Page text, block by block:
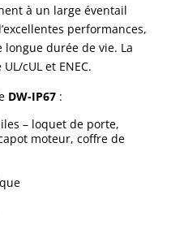
à un large éventail
performances,
durée de vie. La
cUL et ENEC.
DW-IP67:
– loquet de porte,
moteur, coffre de